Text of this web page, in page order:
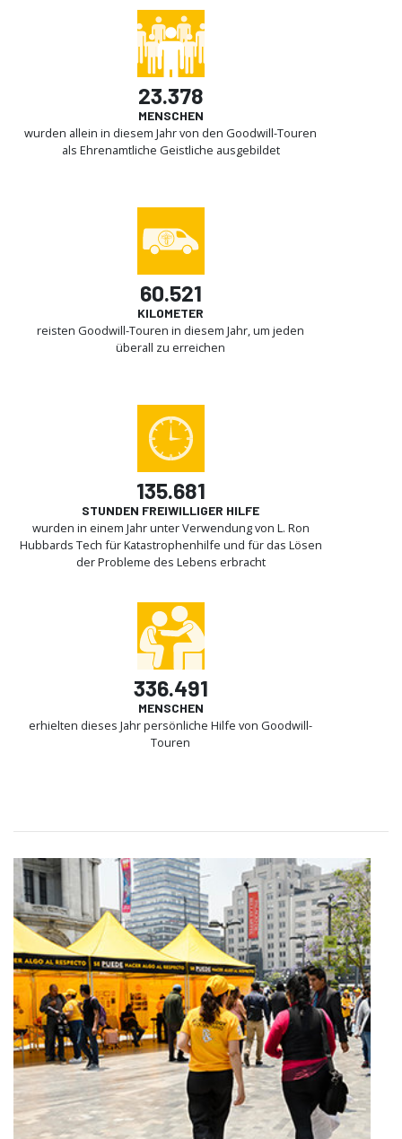
23.378
MENSCHEN
wurden allein in diesem Jahr von den Goodwill-Touren
als Ehrenamtliche Geistliche ausgebildet
60.521
KILOMETER
reisten Goodwill-Touren in diesem Jahr, um jeden
überall zu erreichen
135.681
STUNDEN FREIWILLIGER HILFE
wurden in einem Jahr unter Verwendung von L. Ron
Hubbards Tech für Katastrophenhilfe und für das Lösen
der Probleme des Lebens erbracht
336.491
MENSCHEN
erhielten dieses Jahr persönliche Hilfe von Goodwill-
Touren